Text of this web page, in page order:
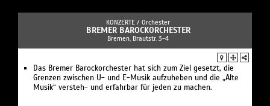
KONZERTE / Orchester
BREMER BAROCKORCHESTER
Bremen, Brautstr. 3-4
Das Bremer Barockorchester hat sich zum Ziel gesetzt, die
Grenzen zwischen U- und E-Musik aufzuheben und die „Alte
Musik“ versteh- und erfahrbar für jeden zu machen.